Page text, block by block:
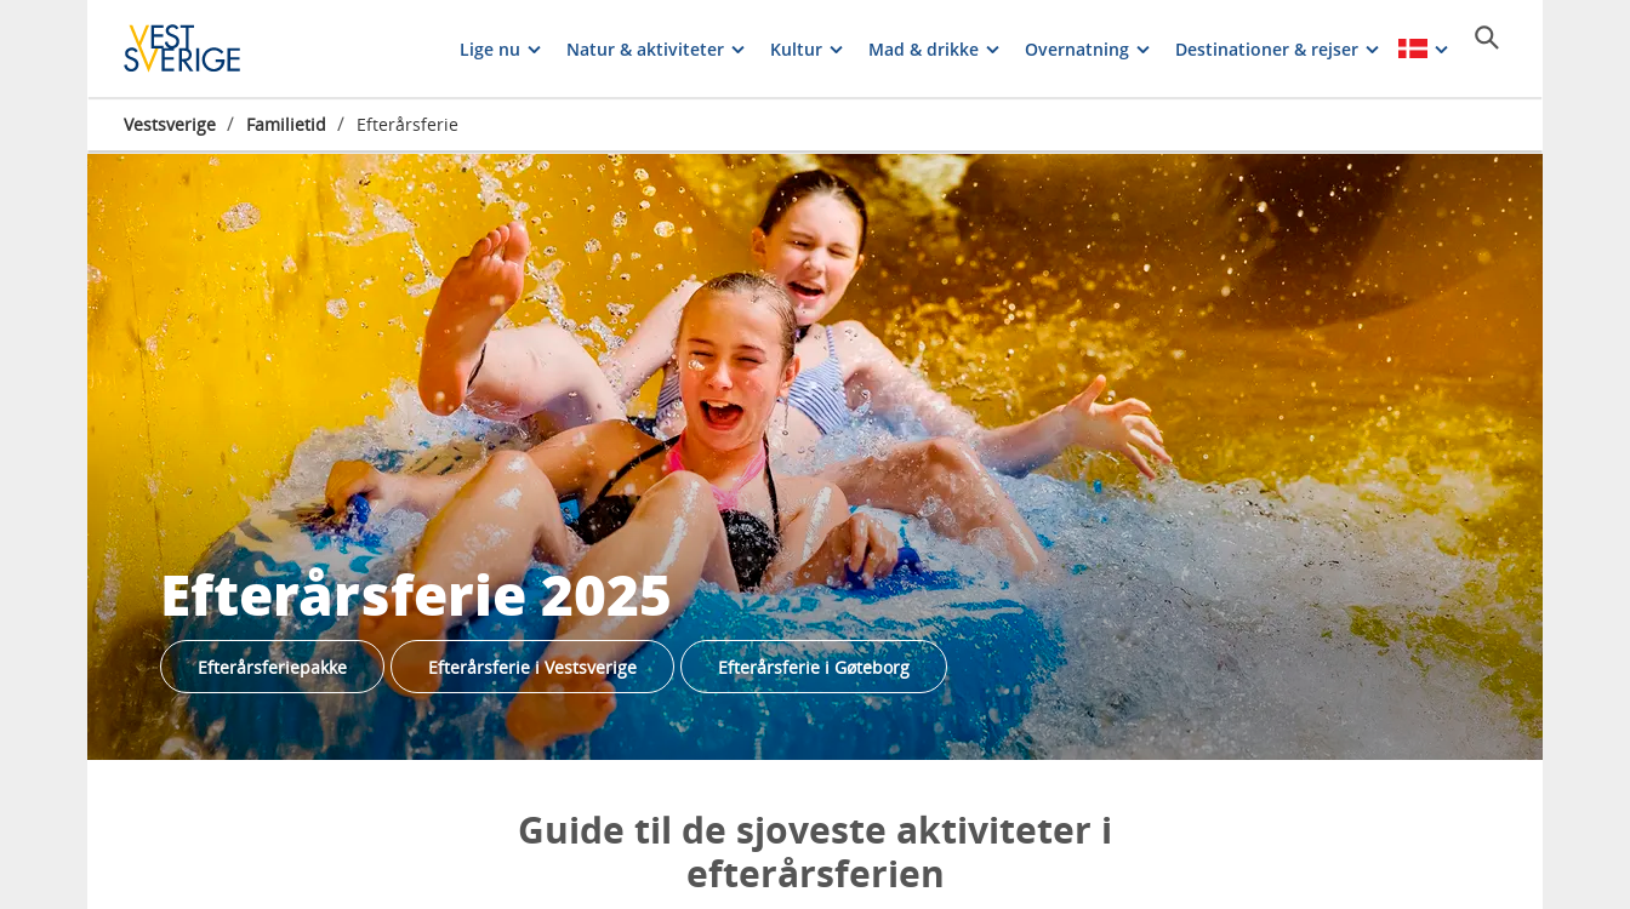
Lige nu Natur & aktiviteter Kultur Mad & drikke Overnatning Destinationer & rejser
Vestsverige / Familietid / Efterårsferie
Efterårsferie 2025
Efterårsferiepakke Efterårsferie i Vestsverige Efterårsferie i Gøteborg
Guide til de sjoveste aktiviteter i
efterårsferien